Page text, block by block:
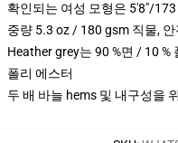
확인되는 여성 모형은 5'8"/
중량 5.3 oz / 180 gsm 직물,
Heather grey는 90 %면 / 10 %
폴리 에스터
두 배 바늘 hems 및 내구성을